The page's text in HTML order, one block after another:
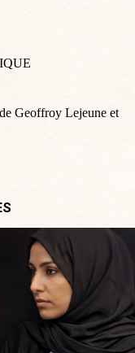
Geoffroy Lejeune et